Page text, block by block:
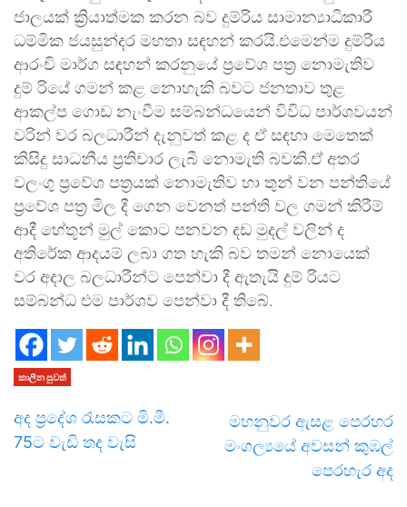
ජාලයක් ක්‍රියාත්මක කරන බව දුම්රිය සාමාන්‍යාධිකාරී
ධම්මික ජයසුන්දර මහතා සඳහන් කරයි.එමෙන්ම දුම්රිය
ආරංචි මාර්ග සඳහන් කරනුයේ ප්‍රවේශ පත්‍ර නොමැතිව
දුම් රියේ ගමන් කළ නොහැකි බවට ජනතාව තුළ
ආකල්ප ගොඩ නැංවීම සම්බන්ධයෙන් විවිධ පාර්ශවයන්
වරින් වර බලධාරීන් දැනුවත් කළ ද ඒ සඳහා මෙතෙක්
කිසිදු සාධනීය ප්‍රතිචාර ලැබී නොමැති බවකි.ඒ අතර
වලංගු ප්‍රවේශ පත්‍රයක් නොමැතිව හා තුන් වන පන්තියේ
ප්‍රවේශ පත්‍ර මිල දී ගෙන වෙනත් පන්ති වල ගමන් කිරීම්
ආදී හේතූන් මුල් කොට පනවන දඩ මුදල් වලින් ද
අතිරේක ආදයම් ලබා ගත හැකි බව තමන් නොයෙක්
වර අදාල බලධාරීන්ට පෙන්වා දී ඇතැ‍යි දුම් රියට
සම්බන්ධ එම පාර්ශව පෙන්වා දී තිබේ.
කාලීන පුවත්
අද ප්‍රදේශ රැසකට මි.මී.
75ට වැඩි තද වැසි
මහනුවර ඇසළ පෙරහර
මංගල්‍යයේ අවසන් කුඹල්
පෙරහැර අද